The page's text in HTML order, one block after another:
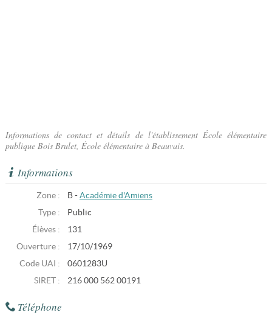
Informations de contact et détails de l'établissement École élémentaire
publique Bois Brulet, École élémentaire à Beauvais.
Informations
Zone : B - Académie d'Amiens
Type :
Public
Élèves :
131
Ouverture :
17/10/1969
Code UAI :
0601283U
SIRET :
216 000 562 00191
Téléphone